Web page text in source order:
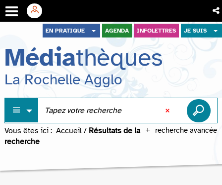
menu
contenu
recherche
EN PRATIQUE AGENDA INFOLETTRES JE SUIS
Médiathèques
La Rochelle Agglo
recherche avancée
Vous êtes ici : Accueil / Résultats de la
recherche